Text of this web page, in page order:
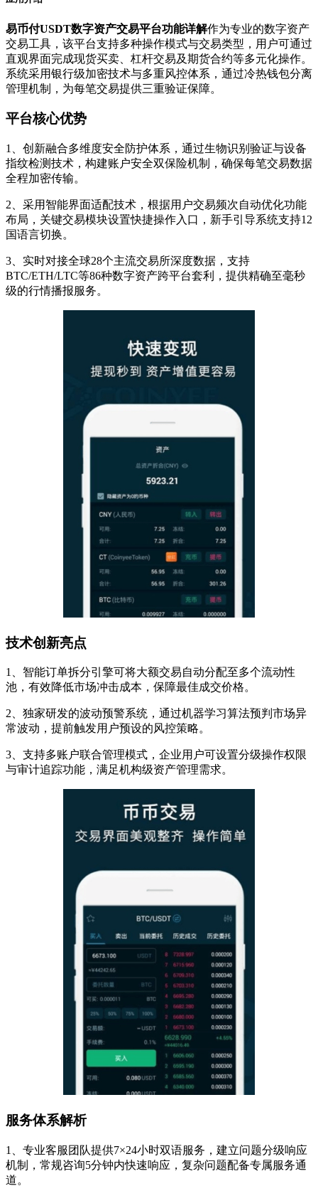
易币付USDT数字资产交易平台功能详解作为专业的数字资产
交易工具，该平台支持多种操作模式与交易类型，用户可通过
直观界面完成现货买卖、杠杆交易及期货合约等多元化操作。
系统采用银行级加密技术与多重风控体系，通过冷热钱包分离
管理机制，为每笔交易提供三重验证保障。
平台核心优势
1、创新融合多维度安全防护体系，通过生物识别验证与设备
指纹检测技术，构建账户安全双保险机制，确保每笔交易数据
全程加密传输。
2、采用智能界面适配技术，根据用户交易频次自动优化功能
布局，关键交易模块设置快捷操作入口，新手引导系统支持12
国语言切换。
3、实时对接全球28个主流交易所深度数据，支持
BTC/ETH/LTC等86种数字资产跨平台套利，提供精确至毫秒
级的行情播报服务。
技术创新亮点
1、智能订单拆分引擎可将大额交易自动分配至多个流动性
池，有效降低市场冲击成本，保障最佳成交价格。
2、独家研发的波动预警系统，通过机器学习算法预判市场异
常波动，提前触发用户预设的风控策略。
3、支持多账户联合管理模式，企业用户可设置分级操作权限
与审计追踪功能，满足机构级资产管理需求。
服务体系解析
1、专业客服团队提供7×24小时双语服务，建立问题分级响应
机制，常规咨询5分钟内快速响应，复杂问题配备专属服务通
道。